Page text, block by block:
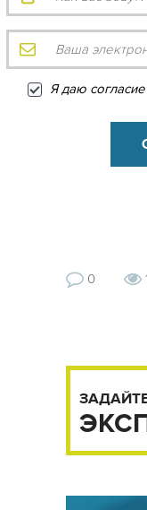
Я даю
0